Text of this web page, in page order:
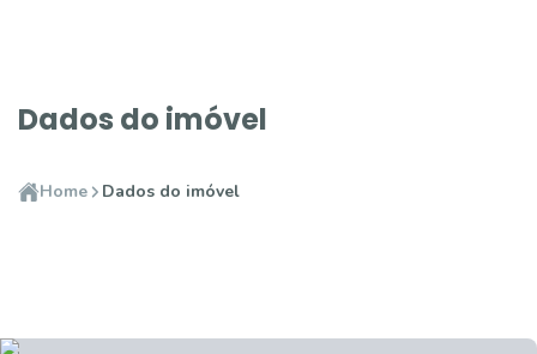
Dados do imóvel
Home Dados do imóvel